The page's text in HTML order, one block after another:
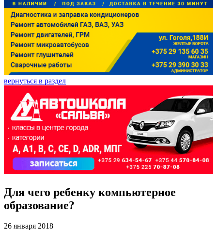
вернуться в раздел
Для чего ребенку компьютерное
образование?
26 января 2018